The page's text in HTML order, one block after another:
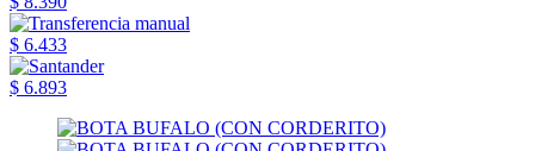
$ 6.433
$ 6.893